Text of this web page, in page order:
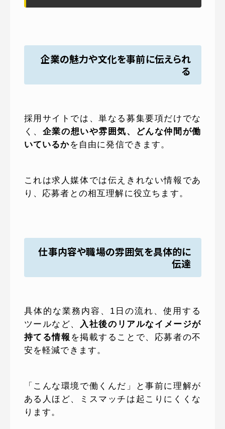
企業の魅力や文化を事前に伝えられ
る
採用サイトでは、単なる募集要項だけでな
く、 企業の想いや雰囲気、どんな仲間が働
いているかを自由に発信できます。
これは求人媒体では伝えきれない情報であ
り、応募者との相互理解に役立ちます。
仕事内容や職場の雰囲気を具体的に
伝達
具体的な業務内容、1日の流れ、使用する
ツールなど、 入社後のリアルなイメージが
持てる情報 を掲載することで、応募者の不
安を軽減できます。
「こんな環境で働くんだ」と事前に理解が
ある人ほど、ミスマッチは起こりにくくな
ります。